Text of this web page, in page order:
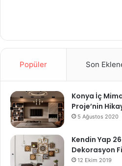
Popüler Son
Konya İç
Proje’nin
5 Ağustos 2020
Kendin Yap
Dekorasyon
12 Ekim 2019